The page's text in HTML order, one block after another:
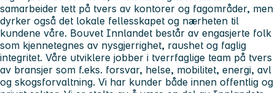
samarbeider tett på tvers av kontorer og fagområder, men
dyrker også det lokale fellesskapet og nærheten til
kundene våre. Bouvet Innlandet består av engasjerte folk
som kjennetegnes av nysgjerrighet, raushet og faglig
integritet. Våre utviklere jobber i tverrfaglige team på tvers
av bransjer som f.eks. forsvar, helse, mobilitet, energi, avl
og skogsforvaltning. Vi har kunder både innen offentlig og